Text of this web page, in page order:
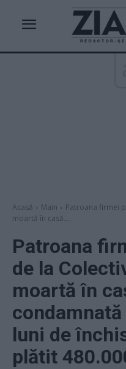
Acasă Main
Patroana firmei
moartă în casă....
Patroana
de la
moartă în
luni de
plătit